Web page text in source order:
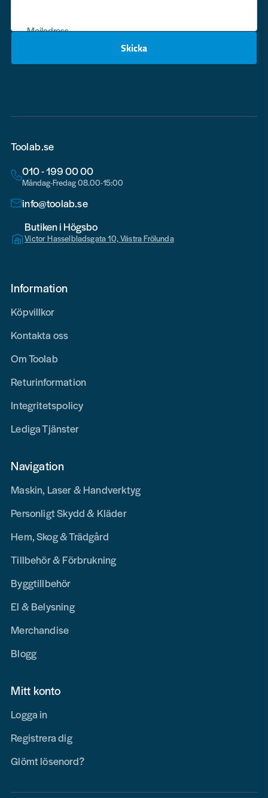
Mejladress
Skicka
Toolab.se
010 - 199 00 00
Måndag-Fredag 08.00-15:00
info@toolab.se
Butiken i Högsbo
Victor Hasselbladsgata 10, Västra Frölunda
Information
Köpvillkor
Kontakta oss
Om Toolab
Returinformation
Integritetspolicy
Lediga Tjänster
Navigation
Maskin, Laser & Handverktyg
Personligt Skydd & Kläder
Hem, Skog & Trädgård
Tillbehör & Förbrukning
Byggtillbehör
El & Belysning
Merchandise
Blogg
Mitt konto
Logga in
Registrera dig
Glömt lösenord?